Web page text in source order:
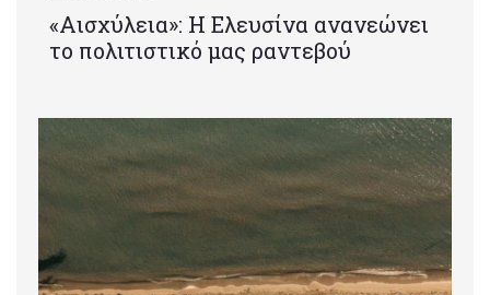
«Αισχύλεια»: Η Ελευσίνα ανανεώνει
το πολιτιστικό μας ραντεβού